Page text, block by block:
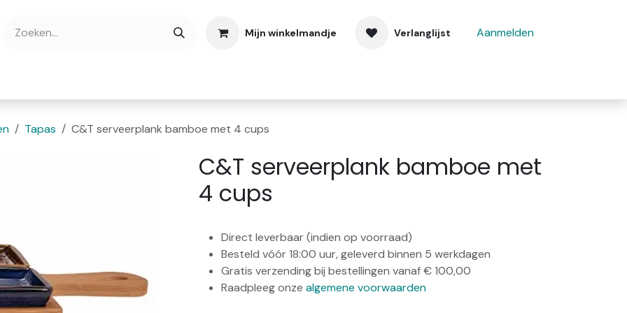
Mijn winkelmandje Verlanglijst Aanmelden
Tapas C&T serveerplank bamboe met 4 cups
C&T serveerplank bamboe met
4 cups
Direct leverbaar (indien op voorraad)
Besteld vóór 18:00 uur, geleverd binnen 5 werkdagen
Gratis verzending bij bestellingen vanaf € 100,00
Raadpleeg onze algemene voorwaarden